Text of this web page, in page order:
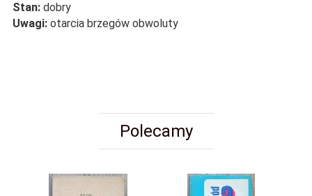
Stan: dobry
Uwagi: otarcia brzegów obwoluty
Polecamy